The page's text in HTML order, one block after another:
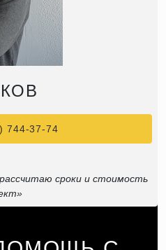
744-37-74
сроки и стоимость